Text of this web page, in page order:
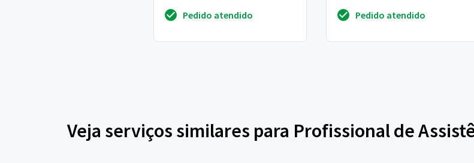
Pedido atendido
Pedido atendido
Veja serviços similares para Profissional de